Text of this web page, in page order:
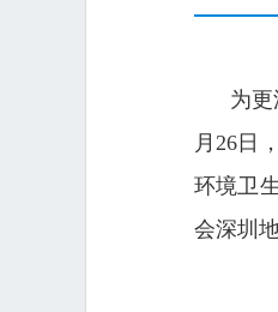
为
月26日
环境卫
会深圳